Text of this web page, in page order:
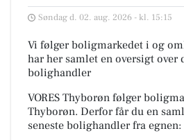
Søndag d. 02. aug. 2026 - kl. 15:15
Vi følger boligmarkedet i og
har her samlet en oversigt over
bolighandler
VORES Thyborøn følger
Thyborøn. Derfor får du en
seneste bolighandler fra egnen: